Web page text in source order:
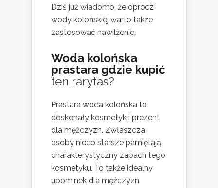
Dziś już wiadomo, że oprócz
wody kolońskiej warto także
zastosować nawilżenie.
Woda kolońska
prastara gdzie kupić
ten rarytas?
Prastara woda kolońska to
doskonały kosmetyk i prezent
dla mężczyzn. Zwłaszcza
osoby nieco starsze pamiętają
charakterystyczny zapach tego
kosmetyku. To także idealny
upominek dla mężczyzn